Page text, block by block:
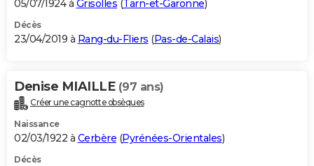
05/07/1924 à Grisolles (Tarn-et-Garonne)
Décès
23/04/2019 à Rang-du-Fliers (Pas-de-Calais)
Denise MIAILLE (97 ans)
Créer une cagnotte obsèques
Naissance
02/03/1922 à Cerbère (Pyrénées-Orientales)
Décès